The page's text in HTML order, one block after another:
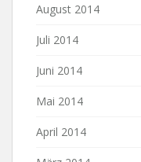
August 2014
Juli 2014
Juni 2014
Mai 2014
April 2014